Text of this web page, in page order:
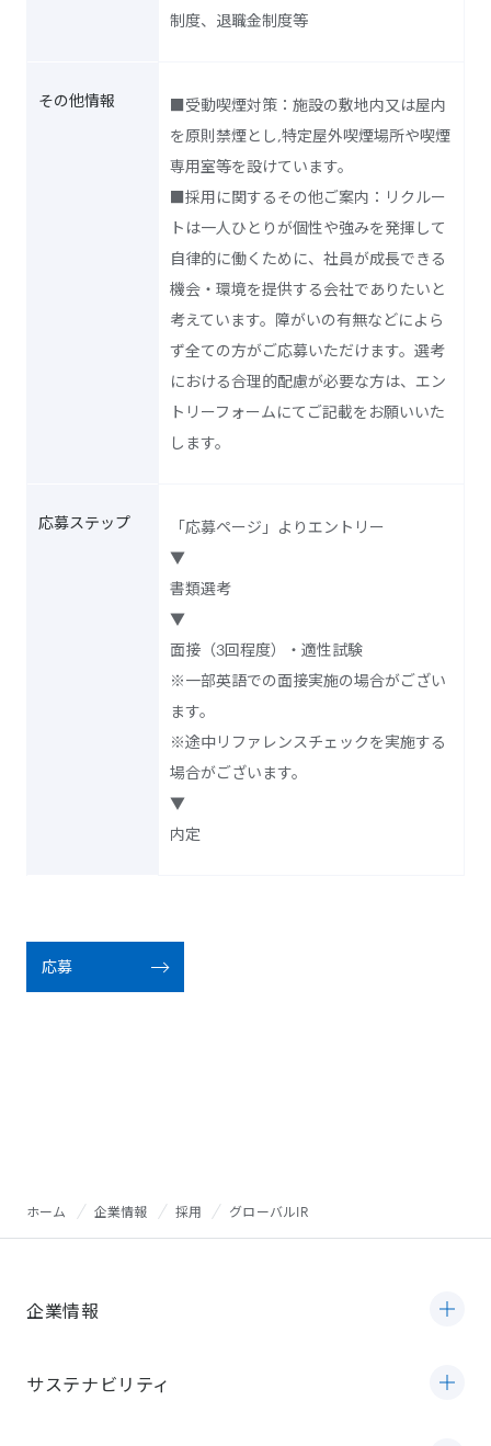
制度、退職金制度等
その他情報
■受動喫煙対策：施設の敷地内又は屋内
を原則禁煙とし,特定屋外喫煙場所や喫煙
専用室等を設けています。
■採用に関するその他ご案内：リクルー
トは一人ひとりが個性や強みを発揮して
自律的に働くために、社員が成長できる
機会・環境を提供する会社でありたいと
考えています。障がいの有無などによら
ず全ての方がご応募いただけます。選考
における合理的配慮が必要な方は、エン
トリーフォームにてご記載をお願いいた
します。
応募ステップ
「応募ページ」よりエントリー
▼
書類選考
▼
面接（3回程度）・適性試験
※一部英語での面接実施の場合がござい
ます。
※途中リファレンスチェックを実施する
場合がございます。
▼
内定
応募
ホーム 企業情報 採用 グローバルIR
企業情報
サステナビリティ